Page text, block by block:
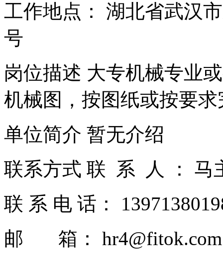
工作地点： 湖北省武汉
号
岗位描述 大专机械专业
机械图，按图纸或按要
单位简介 暂无介绍
联系方式 联 系 人 ： 马
联 系 电 话：
邮 箱：